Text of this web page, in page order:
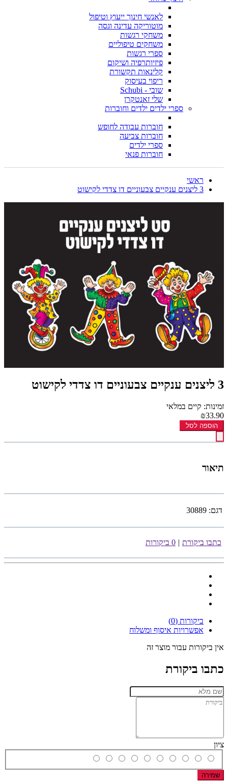
לאנשי חינוך ייעוץ וטיפול
מוטוריקה עדינה וגסה
משחקי רגשות
משחקים טיפוליים
ספרי רגשות
פיזיותרפיה ושיקום
קלינאות תקשורת
ריפוי בעיסוק
שובי - Schubi
שלי זאנטקרן
ספרי ילדים ילדים וחוברות
חוברות עבודה לחופש
חוברות צביעה
ספרי ילדים
חוברות פנאי
ראשי
3 ליצנים ענקיים צבעוניים דו צדדי לקישוט
3 ליצנים ענקיים צבעוניים דו צדדי לקישוט
זמינות: קיים במלאי
₪33.90
הוספה לסל
תיאור
דגם: 30889
כתבו ביקורת | 0 ביקורות
ביקורות (0)
אפשרויות איסוף ומשלוח
אין ביקורות עבור מוצר זה
כתבו ביקורת
ציון
שמירה